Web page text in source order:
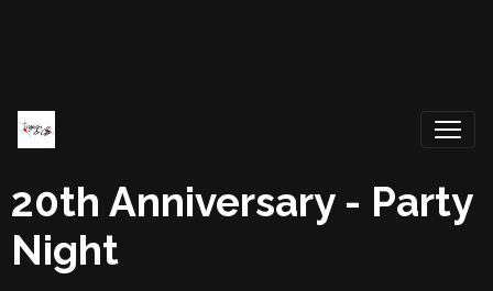
20th Anniversary - Party
Night